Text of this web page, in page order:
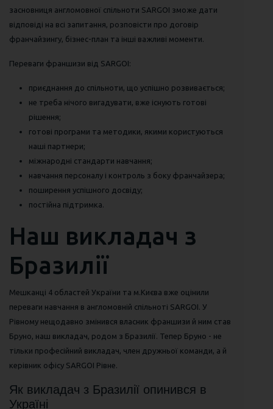
засновниця англомовної спільноти SARGOI зможе дати
відповіді на всі запитання, розповісти про договір
франчайзингу, бізнес-план та інші важливі моменти.
Переваги франшизи від SARGOI:
приєднання до спільноти, що успішно розвивається;
не треба нічого вигадувати, вже існують готові
рішення;
готові програми та методики, якими користуються
наші партнери;
міжнародні стандарти навчання;
навчання персоналу і контроль з боку франчайзера;
поширення успішного досвіду;
постійна підтримка.
Наш викладач з
Бразилії
Мешканці 4 областей України та м.Києва вже оцінили
переваги навчання в англомовній спільноті SARGOI. У
Рівному нещодавно змінився власник франшизи й ним став
Бруно, наш викладач, родом з Бразилії. Тепер Бруно - не
тільки професійний викладач, член дружньої команди, а й
керівник офісу SARGOI Рівне.
Як викладач з Бразилії опинився в
Україні